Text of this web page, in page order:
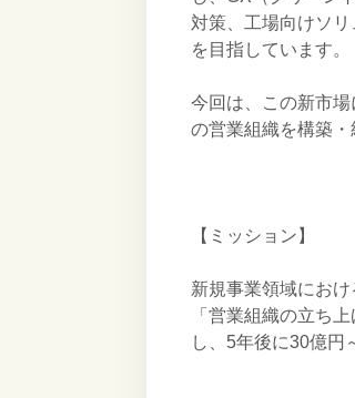
対策、工場向けソ
を目指しています。
今回は、この新市
の営業組織を構築・
【ミッション】
新規事業領域にお
「営業組織の立ち
し、5年後に30億円